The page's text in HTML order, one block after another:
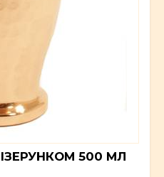
500 МЛ